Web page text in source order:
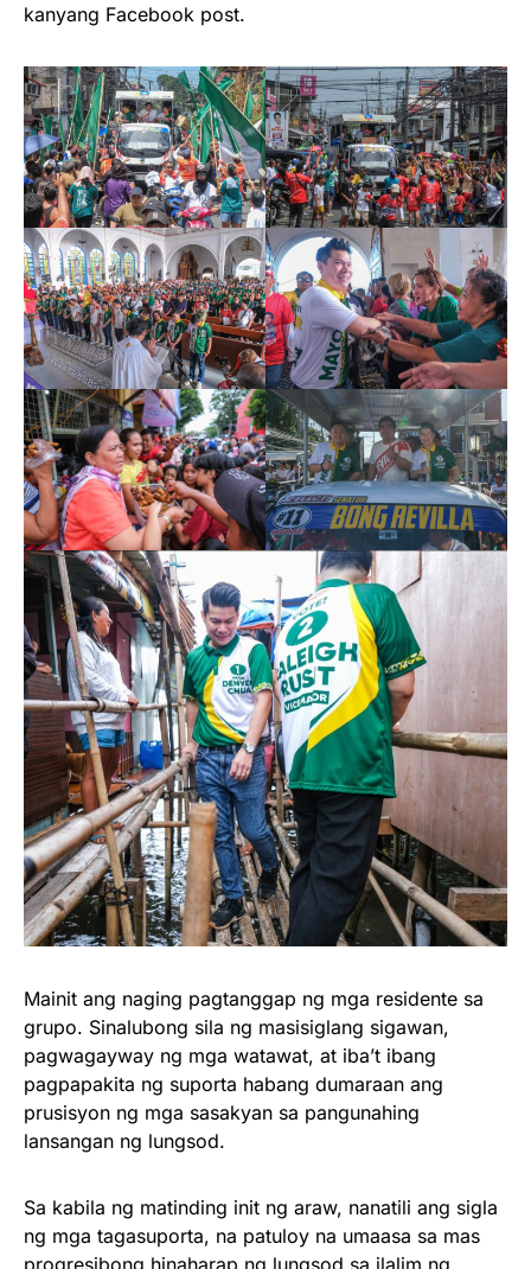
kanyang Facebook post.
Mainit ang naging pagtanggap ng mga residente sa
grupo. Sinalubong sila ng masisiglang sigawan,
pagwagayway ng mga watawat, at iba’t ibang
pagpapakita ng suporta habang dumaraan ang
prusisyon ng mga sasakyan sa pangunahing
lansangan ng lungsod.
Sa kabila ng matinding init ng araw, nanatili ang sigla
ng mga tagasuporta, na patuloy na umaasa sa mas